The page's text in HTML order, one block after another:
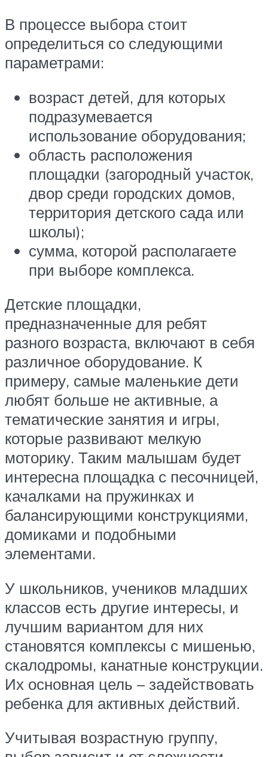
В процессе выбора стоит
определиться со следующими
параметрами:
возраст детей, для которых
подразумевается
использование оборудования;
область расположения
площадки (загородный участок,
двор среди городских домов,
территория детского сада или
школы);
сумма, которой располагаете
при выборе комплекса.
Детские площадки,
предназначенные для ребят
разного возраста, включают в себя
различное оборудование. К
примеру, самые маленькие дети
любят больше не активные, а
тематические занятия и игры,
которые развивают мелкую
моторику. Таким малышам будет
интересна площадка с песочницей,
качалками на пружинках и
балансирующими конструкциями,
домиками и подобными
элементами.
У школьников, учеников младших
классов есть другие интересы, и
лучшим вариантом для них
становятся комплексы с мишенью,
скалодромы, канатные конструкции.
Их основная цель – задействовать
ребенка для активных действий.
Учитывая возрастную группу,